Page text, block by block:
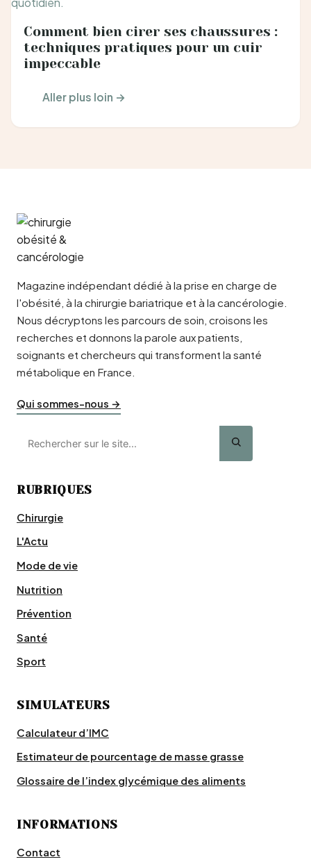
Comment bien cirer ses chaussures :
techniques pratiques pour un cuir
impeccable
Aller plus loin →
Magazine indépendant dédié à la prise en charge de
l'obésité, à la chirurgie bariatrique et à la cancérologie.
Nous décryptons les parcours de soin, croisons les
recherches et donnons la parole aux patients,
soignants et chercheurs qui transforment la santé
métabolique en France.
Qui sommes-nous →
RUBRIQUES
Chirurgie
L'Actu
Mode de vie
Nutrition
Prévention
Santé
Sport
SIMULATEURS
Calculateur d’IMC
Estimateur de pourcentage de masse grasse
Glossaire de l’index glycémique des aliments
INFORMATIONS
Contact